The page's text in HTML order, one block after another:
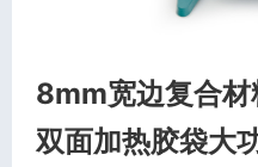
8mm宽边复合
双面加热胶袋大